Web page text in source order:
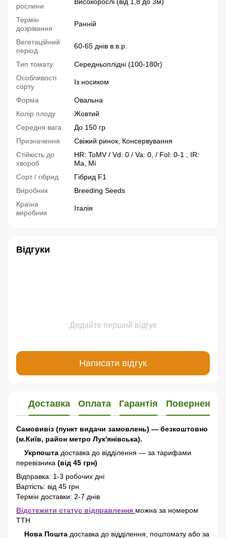
рослини
Термін
дозрівання
Ранній
Вегетаційний
період
60-65 днів в.в.р.
Тип томату
Середньоплідні (100-180г)
Особливості
сорту
Із носиком
Форма
Овальна
Колір плоду
Жовтий
Середня вага
До 150 гр
Призначення
Свіжий ринок, Консервування
Стійкість до
хвороб
HR: ToMV / Vd: 0 / Va: 0, / Fol: 0-1 ; IR:
Ma, Mi
Сорт / гібрид
Гібрид F1
Виробник
Breeding Seeds
Країна
виробник
Італія
Відгуки
Додайте перший відгук
Написати відгук
Доставка Оплата Гарантія Повернення
Самовивіз (пункт видачи замовлень) — безкоштовно
(м.Київ, район метро Лук'янівська).
Укрпошта доставка до відділення — за тарифами
перевізника (від 45 грн)
Відправка: 1-3 робочих дні
Вартість: від 45 грн
Термін доставки: 2-7 днів
Відстежити статус відправлення можна за номером
ТТН
Нова Пошта доставка до відділення, поштомату або за